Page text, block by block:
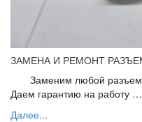
ЗАМЕНА И РЕМОНТ
Заменим любой разъем
Даем гарантию на работу …
Далее...